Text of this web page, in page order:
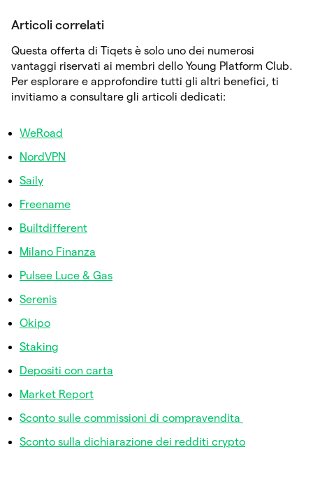
Articoli correlati
Questa offerta di Tiqets è solo uno dei numerosi
vantaggi riservati ai membri dello Young Platform Club.
Per esplorare e approfondire tutti gli altri benefici, ti
invitiamo a consultare gli articoli dedicati:
WeRoad
NordVPN
Saily
Freename
Builtdifferent
Milano Finanza
Pulsee Luce & Gas
Serenis
Okipo
Staking
Depositi con carta
Market Report
Sconto sulle commissioni di compravendita
Sconto sulla dichiarazione dei redditi crypto